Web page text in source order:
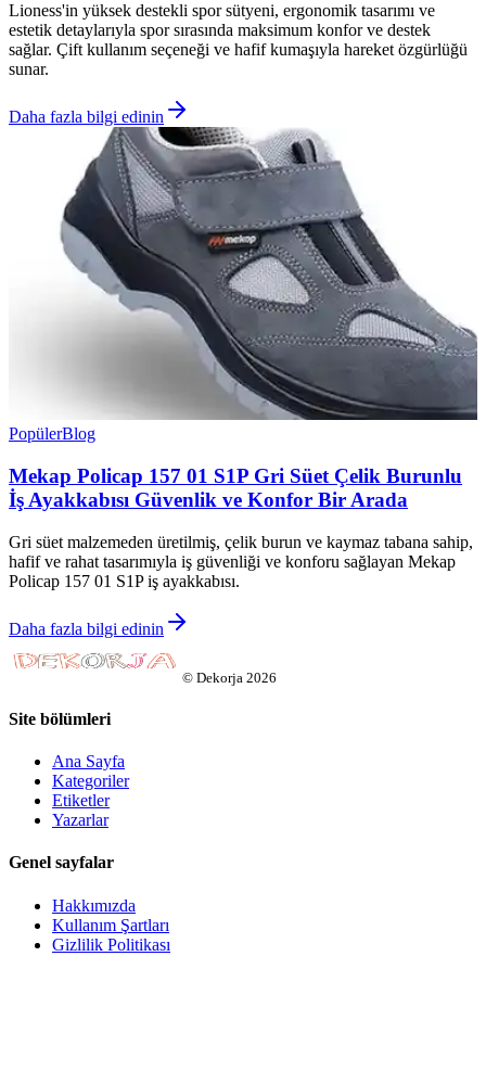
Lioness'in yüksek destekli spor sütyeni, ergonomik tasarımı ve
estetik detaylarıyla spor sırasında maksimum konfor ve destek
sağlar. Çift kullanım seçeneği ve hafif kumaşıyla hareket özgürlüğü
sunar.
Daha fazla bilgi edinin
PopülerBlog
Mekap Policap 157 01 S1P Gri Süet Çelik Burunlu
İş Ayakkabısı Güvenlik ve Konfor Bir Arada
Gri süet malzemeden üretilmiş, çelik burun ve kaymaz tabana sahip,
hafif ve rahat tasarımıyla iş güvenliği ve konforu sağlayan Mekap
Policap 157 01 S1P iş ayakkabısı.
Daha fazla bilgi edinin
© Dekorja 2026
Site bölümleri
Ana Sayfa
Kategoriler
Etiketler
Yazarlar
Genel sayfalar
Hakkımızda
Kullanım Şartları
Gizlilik Politikası